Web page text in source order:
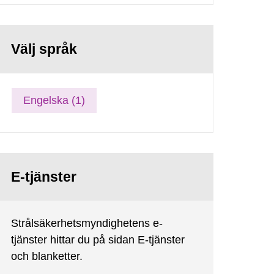
Välj språk
Engelska (1)
E-tjänster
Strålsäkerhetsmyndighetens e-
tjänster hittar du på sidan E-tjänster
och blanketter.